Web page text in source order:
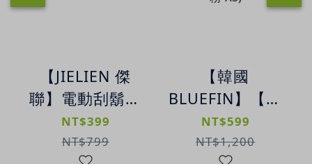
【JIELIEN 傑
聯】電動刮鬍刀
| MINI輕巧電動
刮鬍刀
NT$399
NT$799
【韓國
BLUEFIN】【浮
潛神器限時殺】
K2 兒童浮潛面
NT$599
NT$1,200